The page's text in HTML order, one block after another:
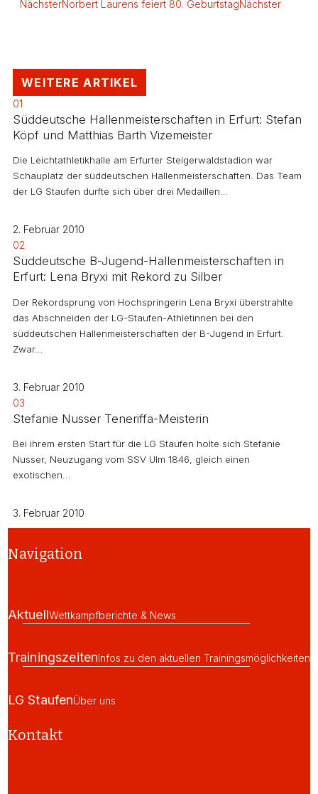
NächsterNorbert Laurens feiert 80. GeburtstagNächster
WEITERE ARTIKEL
01
Süddeutsche Hallenmeisterschaften in Erfurt: Stefan
Köpf und Matthias Barth Vizemeister
Die Leichtathletikhalle am Erfurter Steigerwaldstadion war
Schauplatz der süddeutschen Hallenmeisterschaften. Das Team
der LG Staufen durfte sich über drei Medaillen…
2. Februar 2010
02
Süddeutsche B-Jugend-Hallenmeisterschaften in
Erfurt: Lena Bryxi mit Rekord zu Silber
Der Rekordsprung von Hochspringerin Lena Bryxi überstrahlte
das Abschneiden der LG-Staufen-Athletinnen bei den
süddeutschen Hallenmeisterschaften der B-Jugend in Erfurt.
Zwar…
3. Februar 2010
03
Stefanie Nusser Teneriffa-Meisterin
Bei ihrem ersten Start für die LG Staufen holte sich Stefanie
Nusser, Neuzugang vom SSV Ulm 1846, gleich einen
exotischen…
3. Februar 2010
Navigation
AktuellWettkampfberichte & News
TrainingszeitenInfos zu den aktuellen Trainingsmöglichkeiten
LG StaufenÜber uns
Kontakt